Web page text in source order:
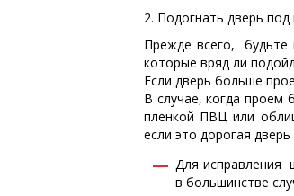
2. Подогнать дверь
Прежде всего, будьте
которые вряд ли
Если дверь больше
В случае, когда проем
пленкой ПВЦ или
если это дорогая
Для исправления
в большинстве